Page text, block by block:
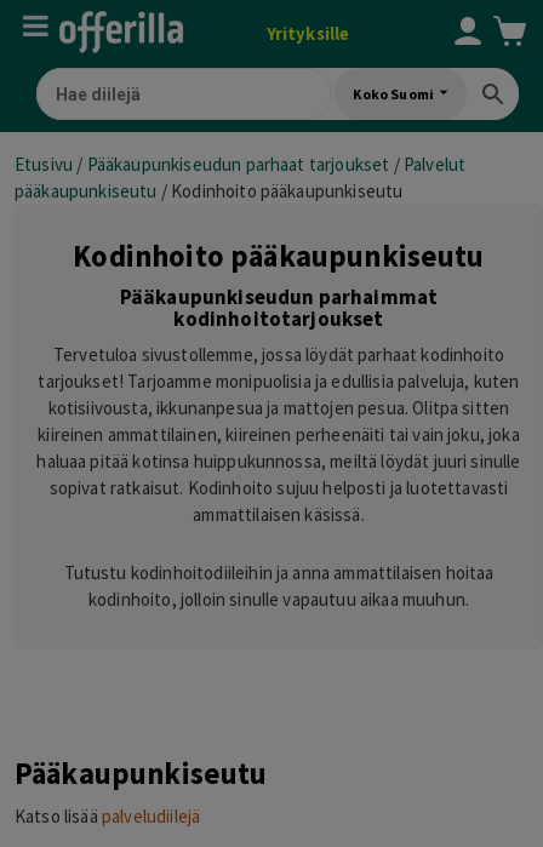
Yrityksille
Koko Suomi
Etusivu / Pääkaupunkiseudun parhaat tarjoukset / Palvelut
pääkaupunkiseutu /Kodinhoito pääkaupunkiseutu
Kodinhoito pääkaupunkiseutu
Pääkaupunkiseudun parhaimmat
kodinhoitotarjoukset
Tervetuloa sivustollemme, jossa löydät parhaat kodinhoito
tarjoukset! Tarjoamme monipuolisia ja edullisia palveluja, kuten
kotisiivousta, ikkunanpesua ja mattojen pesua. Olitpa sitten
kiireinen ammattilainen, kiireinen perheenäiti tai vain joku, joka
haluaa pitää kotinsa huippukunnossa, meiltä löydät juuri sinulle
sopivat ratkaisut. Kodinhoito sujuu helposti ja luotettavasti
ammattilaisen käsissä.
Tutustu kodinhoitodiileihin ja anna ammattilaisen hoitaa
kodinhoito, jolloin sinulle vapautuu aikaa muuhun.
Pääkaupunkiseutu
Katso lisää palveludiilejä